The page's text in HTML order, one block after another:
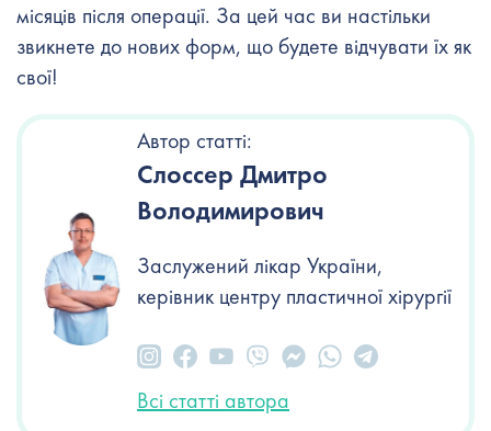
місяців після операції. За цей час ви настільки
звикнете до нових форм, що будете відчувати їх як
свої!
Автор статті:
Слоссер Дмитро
Володимирович
Заслужений лікар України,
керівник центру пластичної хірургії
Всі статті автора